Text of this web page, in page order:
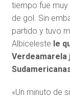
tiempo fue
de gol. Sin
partido y tuvo
Albiceleste le
Verdeamarela
«Un minuto de